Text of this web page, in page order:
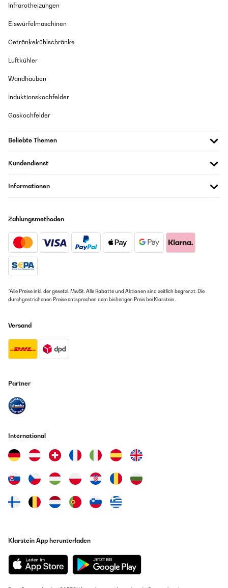
Infrarotheizungen
Eiswürfelmaschinen
Getränkekühlschränke
Luftkühler
Wandhauben
Induktionskochfelder
Gaskochfelder
Beliebte Themen
Kundendienst
Informationen
Zahlungsmethoden
*Alle Preise inkl. der gesetzl. MwSt. Alle Rabatte und Aktionen sind zeitlich begrenzt. Die
durchgestrichenen Preise entsprechen dem bisherigen Preis bei Klarstein.
Versand
Partner
International
Klarstein App herunterladen